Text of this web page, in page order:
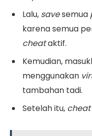
Lalu, savesemua
karena semua
cheataktif.
Kemudian,
menggunakan
tambahan tadi.
Setelah itu, cheat